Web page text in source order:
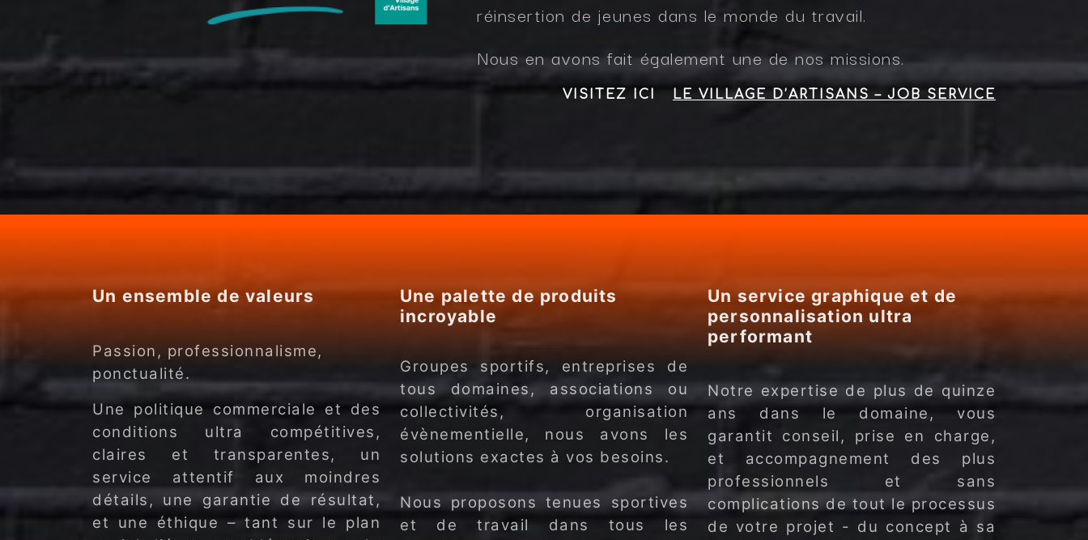
réinsertion de jeunes dans le monde du travail.
Nous en avons fait également une de nos missions.
VISITEZ ICI LE VILLAGE D’ARTISANS – JOB SERVICE
Un ensemble de valeurs
Passion, professionnalisme,
ponctualité.
Une politique commerciale et des
conditions ultra compétitives,
claires et transparentes, un
service attentif aux moindres
détails, une garantie de résultat,
et une éthique – tant sur le plan
Une palette de produits
incroyable
Groupes sportifs, entreprises de
tous domaines, associations ou
collectivités, organisation
évènementielle, nous avons les
solutions exactes à vos besoins.
Nous proposons tenues sportives
et de travail dans tous les
Un service graphique et de
personnalisation ultra
performant
Notre expertise de plus de quinze
ans dans le domaine, vous
garantit conseil, prise en charge,
et accompagnement des plus
professionnels et sans
complications de tout le processus
de votre projet - du concept à sa